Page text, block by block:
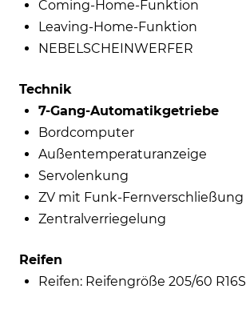
Coming-Home-Funktion
Leaving-Home-Funktion
NEBELSCHEINWERFER
Technik
7-Gang-Automatikgetriebe
Bordcomputer
Außentemperaturanzeige
Servolenkung
ZV mit Funk-Fernverschließung
Zentralverriegelung
Reifen
Reifen: Reifengröße 205/60 R16S